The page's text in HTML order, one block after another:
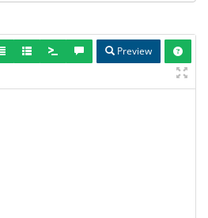
Preview